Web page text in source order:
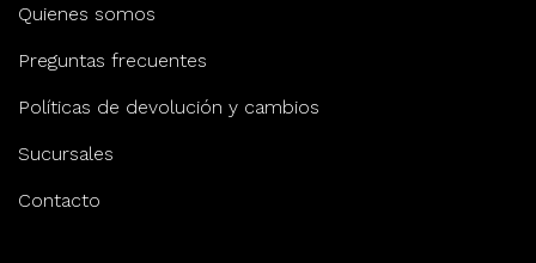
Quienes somos
Preguntas frecuentes
Políticas de devolución y cambios
Sucursales
Contacto